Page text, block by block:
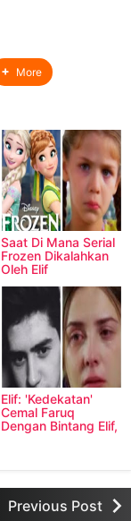
More
Saat Di Mana Serial
Frozen Dikalahkan
Oleh Elif
Elif: 'Kedekatan'
Cemal Faruq
Dengan Bintang Elif,
Previous Post